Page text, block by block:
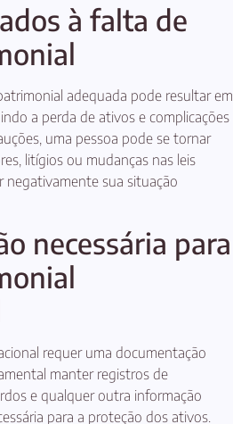
à falta de
adequada pode resultar em
a perda de ativos e complicações
uma pessoa pode se tornar
litígios ou mudanças nas leis
negativamente sua situação
necessária para
requer uma documentação
manter registros de
e qualquer outra informação
para a proteção dos ativos.